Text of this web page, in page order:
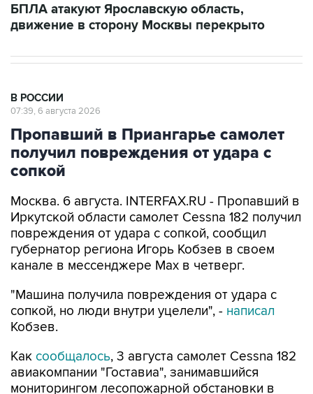
БПЛА атакуют Ярославскую область,
движение в сторону Москвы перекрыто
В РОССИИ
07:39, 6 августа 2026
Пропавший в Приангарье самолет
получил повреждения от удара с
сопкой
Москва. 6 августа. INTERFAX.RU - Пропавший в
Иркутской области самолет Cessna 182 получил
повреждения от удара с сопкой, сообщил
губернатор региона Игорь Кобзев в своем
канале в мессенджере Мах в четверг.
"Машина получила повреждения от удара с
сопкой, но люди внутри уцелели", - написал
Кобзев.
Как сообщалось, 3 августа самолет Cessna 182
авиакомпании "Гоставиа", занимавшийся
мониторингом лесопожарной обстановки в